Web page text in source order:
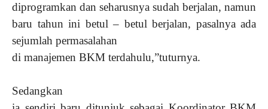
diprogramkan dan seharusnya sudah berjalan, namun
baru tahun ini betul – betul berjalan, pasalnya ada
sejumlah permasalahan
di manajemen BKM terdahulu,”tuturnya.
Sedangkan